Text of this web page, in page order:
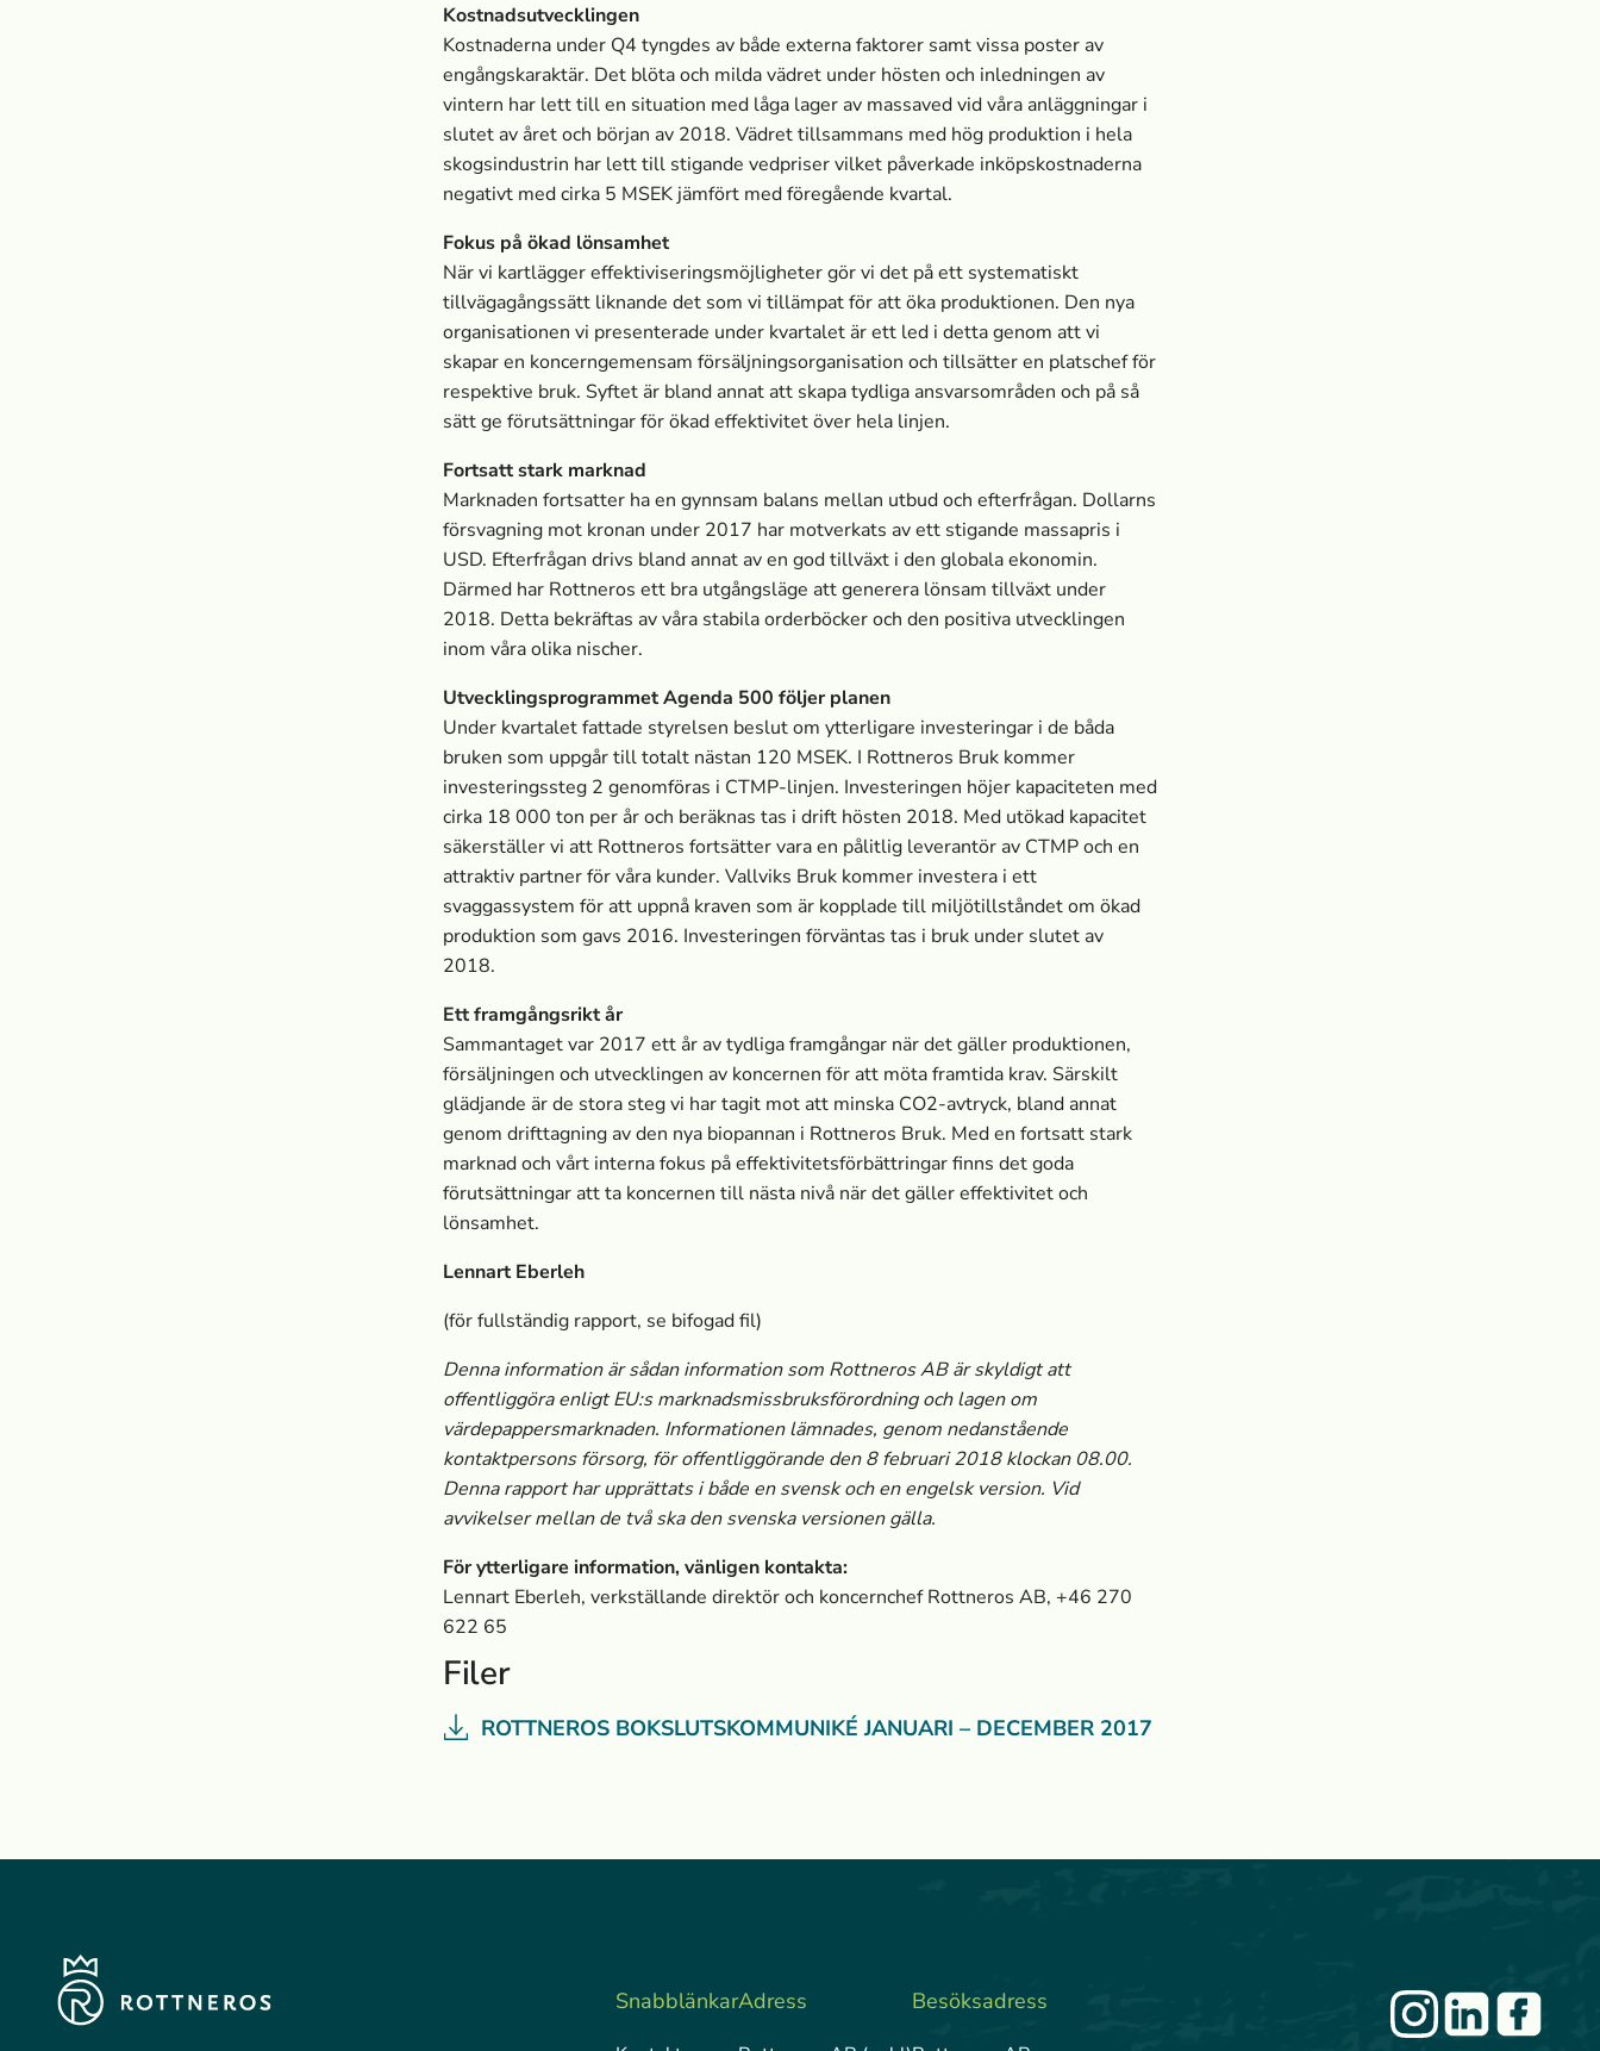
Kostnadsutvecklingen
Kostnaderna under Q4 tyngdes av både externa faktorer samt vissa poster av
engångskaraktär. Det blöta och milda vädret under hösten och inledningen av
vintern har lett till en situation med låga lager av massa­ved vid våra anläggningar i
slutet av året och början av 2018. Vädret tillsammans med hög produktion i hela
skogsindustrin har lett till stigande vedpriser vilket påverkade inköpskostnaderna
negativt med cirka 5 MSEK jämfört med föregående kvartal.
Fokus på ökad lönsamhet
När vi kartlägger effektiviseringsmöjligheter gör vi det på ett systematiskt
tillvägagångssätt liknande det som vi tillämpat för att öka produktionen. Den nya
organisationen vi presenterade under kvartalet är ett led i detta genom att vi
skapar en koncerngemensam försäljningsorganisation och tillsätter en platschef för
respektive bruk. Syftet är bland annat att skapa tydliga ansvarsområden och på så
sätt ge förutsättningar för ökad effektivitet över hela linjen.
Fortsatt stark marknad
Marknaden fortsatter ha en gynnsam balans mellan utbud och efterfrågan. Dollarns
försvagning mot kronan under 2017 har motverkats av ett stigande massa­pris i
USD. Efterfrågan drivs bland annat av en god tillväxt i den globala ekonomin.
Därmed har Rottneros ett bra utgångsläge att generera lönsam tillväxt under
2018. Detta bekräftas av våra stabila orderböcker och den positiva utvecklingen
inom våra olika nischer.
Utvecklingsprogrammet Agenda 500 följer planen
Under kvartalet fattade styrelsen beslut om ytterligare investeringar i de båda
bruken som uppgår till totalt nästan 120 MSEK. I Rottneros Bruk kommer
investeringssteg 2 genomföras i CTMP-linjen. Investeringen höjer kapaciteten med
cirka 18 000 ton per år och beräknas tas i drift hösten 2018. Med utökad kapacitet
säkerställer vi att Rottneros fortsätter vara en pålitlig leverantör av CTMP och en
attraktiv partner för våra kunder. Vallviks Bruk kommer investera i ett
svaggassystem för att uppnå kraven som är kopplade till miljötillståndet om ökad
produktion som gavs 2016. Investeringen förväntas tas i bruk under slutet av
2018.
Ett framgångsrikt år
Sammantaget var 2017 ett år av tydliga framgångar när det gäller produktionen,
försäljningen och utvecklingen av koncernen för att möta framtida krav. Särskilt
glädjande är de stora steg vi har tagit mot att minska CO2-avtryck, bland annat
genom drifttagning av den nya biopannan i Rottneros Bruk. Med en fortsatt stark
marknad och vårt interna fokus på effektivitetsförbättringar finns det goda
förutsättningar att ta koncernen till nästa nivå när det gäller effektivitet och
lönsamhet.
Lennart Eberleh
(för fullständig rapport, se bifogad fil)
Denna information är sådan information som Rottneros AB är skyldigt att
offentliggöra enligt EU:s marknads­missbruksförordning och lagen om
värdepappersmarknaden. Informationen lämnades, genom nedanstående
kontaktpersons försorg, för offentliggörande den 8 februari 2018 klockan 08.00.
Denna rapport har upprättats i både en svensk och en engelsk version. Vid
avvikelser mellan de två ska den svenska versionen gälla.
För ytterligare information, vänligen kontakta:
Lennart Eberleh, verkställande direktör och koncernchef Rottneros AB, +46 270
622 65
Filer
ROTTNEROS BOKSLUTSKOMMUNIKÉ JANUARI – DECEMBER 2017
SnabblänkarAdress Besöksadress